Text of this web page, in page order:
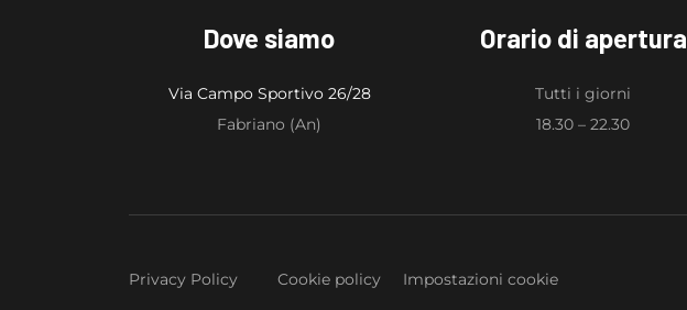
Dove siamo
Via Campo Sportivo 26/28
Fabriano (An)
Orario di apertura
Tutti i giorni
18.30 – 22.30
Privacy Policy Cookie policy
Impostazioni cookie